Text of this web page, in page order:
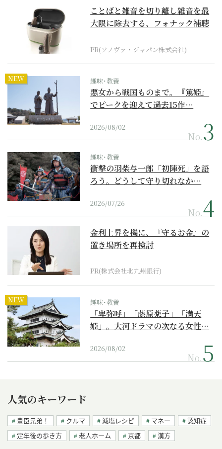
ことばと雑音を切り離し雑音を最
大限に除去する、フォナック補聴
PR(ソノヴァ・ジャパン株式会社)
NEW 趣味･教養
悪女から戦国ものまで。『篤姫』
でピークを迎えて過去15作…
2026/08/02
No.
趣味･教養
衝撃の羽柴与一郎「初陣死」を語
ろう。どうして守り切れなか…
2026/07/26
No.
金利上昇を機に、『守るお金』の
置き場所を再検討
PR(株式会社北九州銀行)
NEW 趣味･教養
「卑弥呼」「藤原薬子」「満天
姫」。大河ドラマの次なる女性…
2026/08/02
No.
人気のキーワード
豊臣兄弟！ クルマ 減塩レシピ マネー
認知症
定年後の歩き方
老人ホーム 京都 漢方